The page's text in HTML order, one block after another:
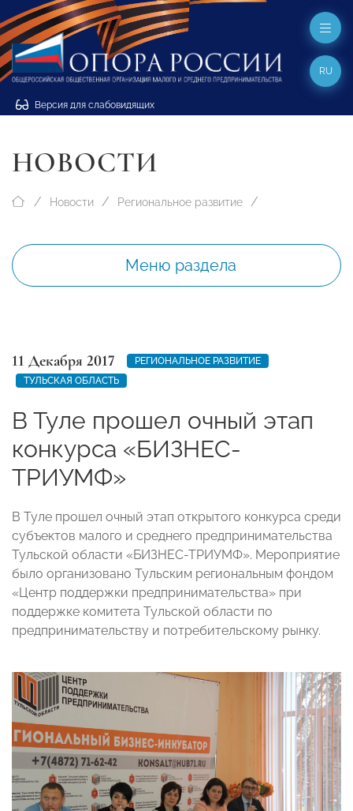
Версия для слабовидящих
RU
НОВОСТИ
Новости Региональное развитие
Меню раздела
11 Декабря 2017
РЕГИОНАЛЬНОЕ РАЗВИТИЕ
ТУЛЬСКАЯ ОБЛАСТЬ
В Туле прошел очный этап
конкурса «БИЗНЕС-
ТРИУМФ»
В Туле прошел очный этап открытого конкурса среди
субъектов малого и среднего предпринимательства
Тульской области «БИЗНЕС-ТРИУМФ». Мероприятие
было организовано Тульским региональным фондом
«Центр поддержки предпринимательства» при
поддержке комитета Тульской области по
предпринимательству и потребительскому рынку.